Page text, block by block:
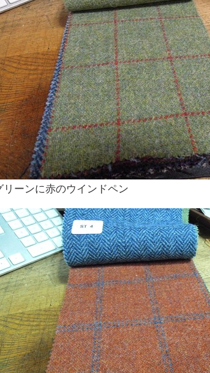
リーンに赤のウインドペン